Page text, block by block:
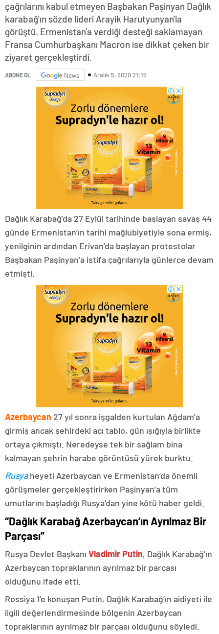
çağrılarını kabul etmeyen Başbakan Paşinyan Dağlık
karabağ'ın sözde lideri Arayik Harutyunyan'la
görüştü. Ermenistan'a verdiği desteği saklamayan
Fransa Cumhurbaşkanı Macron ise dikkat çeken bir
ziyaret gerçekleştirdi.
ABONE OL News Aralık 5, 2020 21:15
Dağlık Karabağ’da 27 Eylül tarihinde başlayan savaş 44
günde Ermenistan’ın tarihi mağlubiyetiyle sona ermiş,
yenilginin ardından Erivan’da başlayan protestolar
Başbakan Paşinyan’a istifa çağrılarıyla günlerce devam
etmişti.
Azerbaycan 27 yıl sonra işgalden kurtulan Ağdam’a
girmiş ancak şehirdeki acı tablo, gün ışığıyla birlikte
ortaya çıkmıştı. Neredeyse tek bir sağlam bina
kalmayan şehrin harabe görüntüsü yürek burktu.
Rusyaheyeti Azerbaycan ve Ermenistan’da önemli
görüşmeler gerçekleştirirken Paşinyan’a tüm
umutlarını başladığı Rusya’dan yine kötü haber geldi.
“Dağlık Karabağ Azerbaycan’ın Ayrılmaz Bir
Parçası”
Rusya Devlet Başkanı Vladimir Putin, Dağlık Karabağ’ın
Azerbaycan topraklarının ayrılmaz bir parçası
olduğunu ifade etti.
Rossiya 1’e konuşan Putin, Dağlık Karabağ’ın aidiyeti ile
ilgili değerlendirmesinde bölgenin Azerbaycan
topraklarının ayrılmaz bir parçası olduğunu söyledi.